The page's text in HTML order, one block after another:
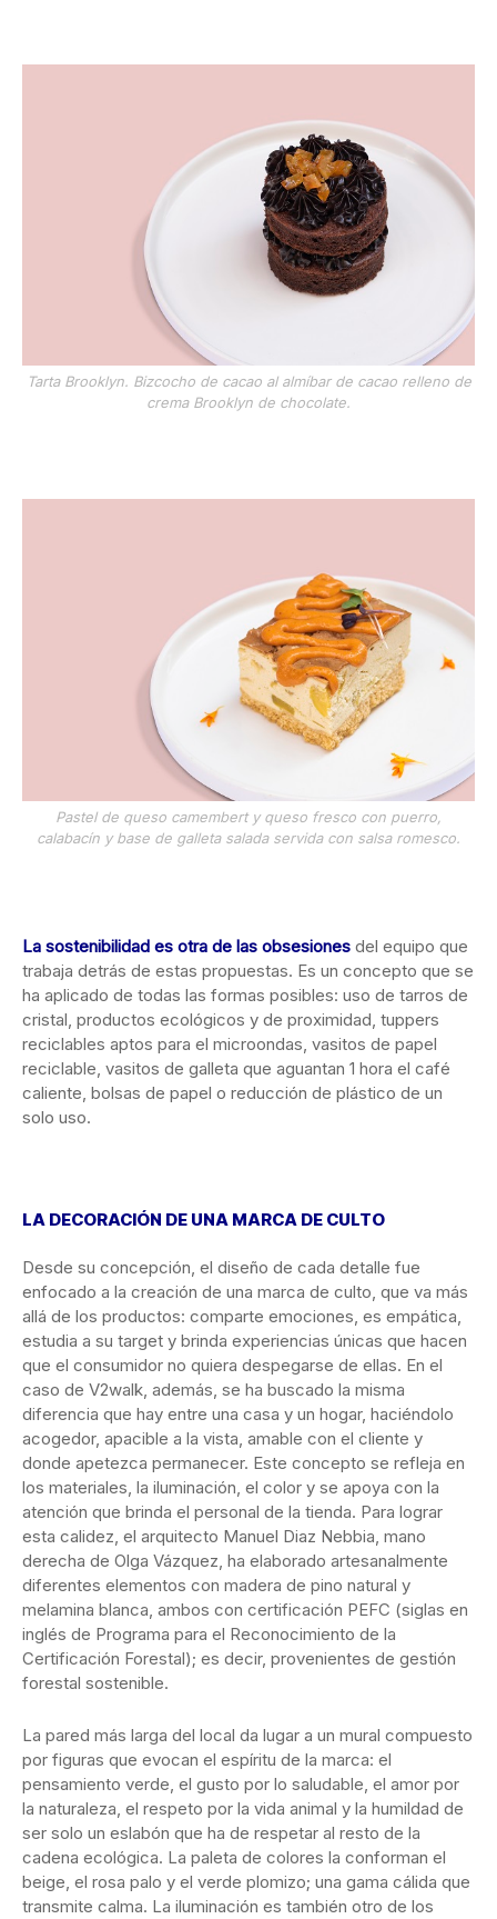
Tarta Brooklyn. Bizcocho de cacao al almíbar de cacao relleno de
crema Brooklyn de chocolate.
Pastel de queso camembert y queso fresco con puerro,
calabacín y base de galleta salada servida con salsa romesco.
La sostenibilidad es otra de las obsesiones del equipo que
trabaja detrás de estas propuestas. Es un concepto que se
ha aplicado de todas las formas posibles: uso de tarros de
cristal, productos ecológicos y de proximidad, tuppers
reciclables aptos para el microondas, vasitos de papel
reciclable, vasitos de galleta que aguantan 1 hora el café
caliente, bolsas de papel o reducción de plástico de un
solo uso.
LA DECORACIÓN DE UNA MARCA DE CULTO
Desde su concepción, el diseño de cada detalle fue
enfocado a la creación de una marca de culto, que va más
allá de los productos: comparte emociones, es empática,
estudia a su target y brinda experiencias únicas que hacen
que el consumidor no quiera despegarse de ellas. En el
caso de V2walk, además, se ha buscado la misma
diferencia que hay entre una casa y un hogar, haciéndolo
acogedor, apacible a la vista, amable con el cliente y
donde apetezca permanecer. Este concepto se refleja en
los materiales, la iluminación, el color y se apoya con la
atención que brinda el personal de la tienda. Para lograr
esta calidez, el arquitecto Manuel Diaz Nebbia, mano
derecha de Olga Vázquez, ha elaborado artesanalmente
diferentes elementos con madera de pino natural y
melamina blanca, ambos con certificación PEFC (siglas en
inglés de Programa para el Reconocimiento de la
Certificación Forestal); es decir, provenientes de gestión
forestal sostenible.
La pared más larga del local da lugar a un mural compuesto
por figuras que evocan el espíritu de la marca: el
pensamiento verde, el gusto por lo saludable, el amor por
la naturaleza, el respeto por la vida animal y la humildad de
ser solo un eslabón que ha de respetar al resto de la
cadena ecológica. La paleta de colores la conforman el
beige, el rosa palo y el verde plomizo; una gama cálida que
transmite calma. La iluminación es también otro de los